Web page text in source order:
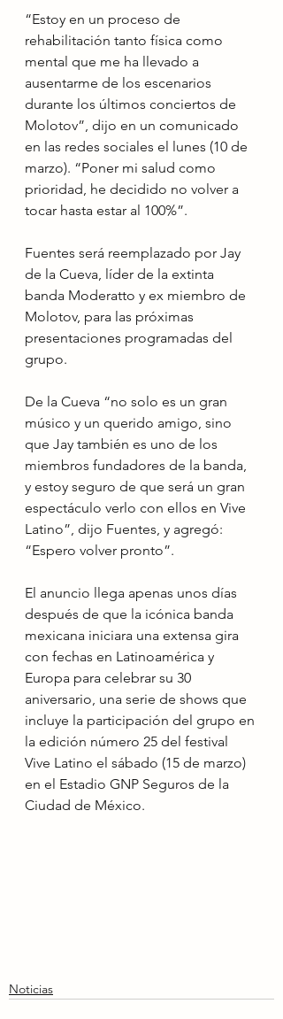
“Estoy en un proceso de
rehabilitación tanto física como
mental que me ha llevado a
ausentarme de los escenarios
durante los últimos conciertos de
Molotov”, dijo en un comunicado
en las redes sociales el lunes (10 de
marzo). “Poner mi salud como
prioridad, he decidido no volver a
tocar hasta estar al 100%”.
Fuentes será reemplazado por Jay
de la Cueva, líder de la extinta
banda Moderatto y ex miembro de
Molotov, para las próximas
presentaciones programadas del
grupo.
De la Cueva “no solo es un gran
músico y un querido amigo, sino
que Jay también es uno de los
miembros fundadores de la banda,
y estoy seguro de que será un gran
espectáculo verlo con ellos en Vive
Latino”, dijo Fuentes, y agregó:
“Espero volver pronto”.
El anuncio llega apenas unos días
después de que la icónica banda
mexicana iniciara una extensa gira
con fechas en Latinoamérica y
Europa para celebrar su 30
aniversario, una serie de shows que
incluye la participación del grupo en
la edición número 25 del festival
Vive Latino el sábado (15 de marzo)
en el Estadio GNP Seguros de la
Ciudad de México.
Noticias